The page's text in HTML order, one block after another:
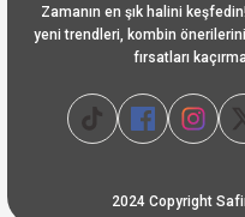
Zamanın en şık halini
yeni trendleri, kombin
fırsatları
2024 Copyright